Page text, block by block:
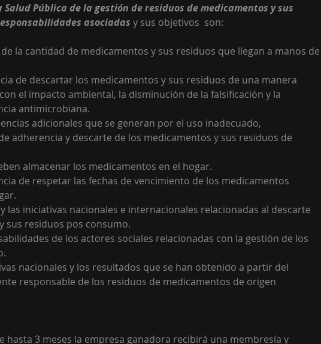
Salud Pública de la gestión de residuos de medicamentos y sus
asociadas y sus objetivos  son:
la cantidad de medicamentos y sus residuos que llegan a manos de
de descartar los medicamentos y sus residuos de una manera
el impacto ambiental, la disminución de la falsificación y la
antimicrobiana.
adicionales que se generan por el uso inadecuado,
adherencia y descarte de los medicamentos y sus residuos de
almacenar los medicamentos en el hogar.
de respetar las fechas de vencimiento de los medicamentos
las iniciativas nacionales e internacionales relacionadas al descarte
sus residuos pos consumo.
de los actores sociales relacionadas con la gestión de los
nacionales y los resultados que se han obtenido a partir del
responsable de los residuos de medicamentos de origen
hasta 3 meses la empresa ganadora recibirá una membresía y